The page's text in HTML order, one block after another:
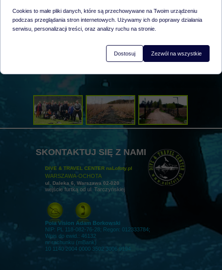
DIVE & TRAVEL CENTER naLofoty.pl
WARSZAWA-OCHOTA
ul. Daleka 6, Warszawa 02-020
wejście furtką od ul. Tarczyńskiej
Pola Vision Adam Borkowski
NIP: PL 118-082-76-28; Regon: 012333784;
Wpis do ewid.: 46132
nr rachunku (mBank)
10 1140 2004 0000 3502 3006 9194
SKONTAKTUJ SIĘ Z NAMI
Cookies to małe pliki danych, które są przechowywane na Twoim urządzeniu
podczas przeglądania stron internetowych. Używamy ich do poprawy działania
serwisu, personalizacji treści, oraz analizy ruchu na stronie.
Dostosuj Zezwól na wszystkie